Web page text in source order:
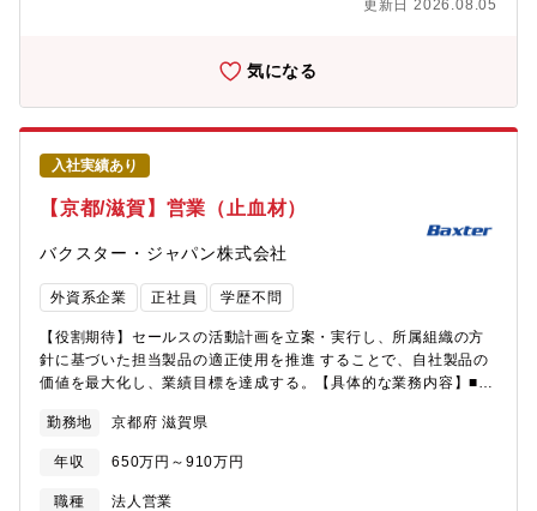
から形にしていく提案型の営業です。 ・施主・設計事務所・施
を実務を通じて習得でき、設備営業としての市場価値を高めるこ
大きな仕事です。【職場の雰囲気】キャリア入社の社員や若手社
しやすい、フラットな職場です。 ・「より良い空間をお客様に
提供する」という共通の目的を持ち、前向きに挑戦する風土があ
ります ・直行直帰を基本とし、出社・在宅を業務内容に応じて
な裁量があり、自分のスタイルで仕事を進めることが可能です。
リアパス】入社後は、導入研修を通じて商品知識・社内システム
を習得していただきます。また、必要に応じて工場での商品講習
会（PAC・GHP・吸収式など）にも参加可能です。 ・入社後し
ばらくは先輩社員と同行し、OJTを通じて実務を習得 ・経験者
だきます ・若手・未経験分野のある方も、段階的に業務を任せ
の専門性を高めるだけでなく、チームを率いる管理職・次世代の
（GHP）／吸収式冷凍機＜主な業務内容＞ ・業務用空調・換気
スペックイン営業および、サブコン・エネルギー会社向けの物件
別営業 ・ゼネコンに対する階層別営業（本支店・現場）および
スペックイン提案 ・パナソニックグループとしての強み・ネッ
トワークを活かした、施主への直接営業や指名獲得を目的とした
上流営業【募集背景】空調営業において、施主・設計事務所への
上流営業（スペックイン／指名獲得）の強化は、売上拡大・市場
占有率向上に直結する最重要テーマです。加えてガス会社向け営
業、代理店向けルート営業のさらなる拡充により、事業成長を加
速させていく必要があります。一方で、今後はベテラン社員の定
年退職が予定されており、これまで培ってきた技術・営業ノウハ
ウを次世代に継承するフェーズに入ってきます。そのため、即戦
力として活躍いただける経験者はもちろん、将来を担うポテンシ
ャルの高い若手人材を幅広く募集します。【営業部のミッショ
ン】オフィスビル、店舗、工場、病院、学校、商業施設などのお
客様に対し、最適な空調システムを提案・販売することで「快適
お客様の経営課題（省エネ、コスト削減、BCP対策など）を解決
人営業としての指名獲得とスペックイン営業がミッションとな
る。【この仕事を通じて得られること】業務用空調機器の営業
更新日 2026.08.05
気になる
入社実績あり
【京都/滋賀】営業（止血材）
バクスター・ジャパン株式会社
外資系企業 正社員 学歴不問
【役割期待】セールスの活動計画を立案・実行し、所属組織の方
針に基づいた担当製品の適正使用を推進 することで、自社製品の
価値を最大化し、業績目標を達成する。【具体的な業務内容】■事
の計画を策定し、上司の確認・承認の下、それを実行する。■手術
用止血材等の製品提案、説明（外科系医師、手術室スタッフ向
け）■病院、代理店への提案活動、折衝（直販＋代理店の両チャネ
ル）■手術症例に応じた適正使用のサポート（製品選択や使用方法
勤務地 京都府 滋賀県
年収 650万円～910万円
職種 法人営業